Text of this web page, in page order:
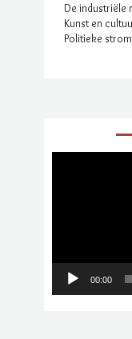
De industriële
Kunst en
Politieke
00:00